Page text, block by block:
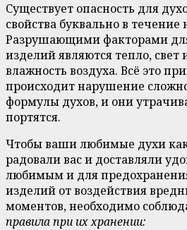
Существует опасность для
свойства буквально в
Разрушающими факторами
изделий являются тепло,
влажность воздуха. Всё это
происходит нарушение
формулы духов, и они
портятся.
Чтобы ваши любимые духи
радовали вас и доставляли
любимым и для
изделий от воздействия
моментов, необходимо
правила при их хранении: